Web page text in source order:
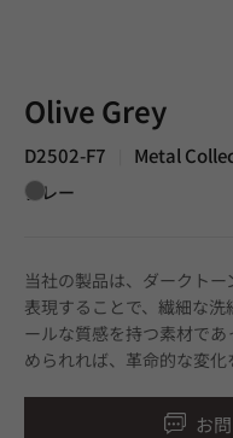
Olive Grey
D2502-F7 Metal
グレー
当社の製品は、ダークト
表現することで、繊細な
ールな質感を持つ素材で
められれば、革命的な変化
お